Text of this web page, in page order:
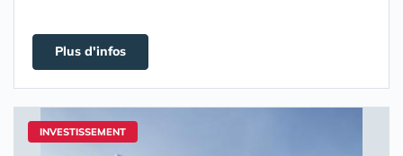
Plus d'infos
INVESTISSEMENT